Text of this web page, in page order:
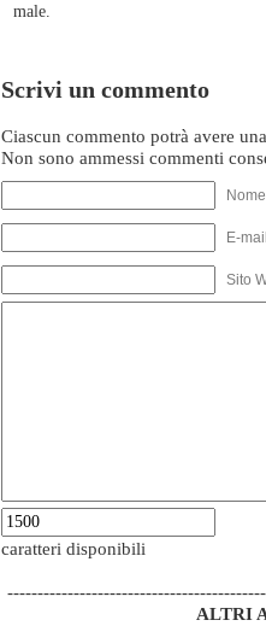
male.
Scrivi un commento
Ciascun commento potrà avere
Non sono ammessi commenti
E-
Sito
caratteri disponibili
ALTRI